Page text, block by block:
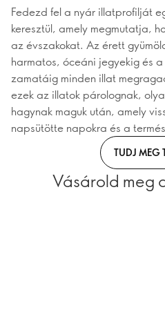
Fedezd fel a nyár illatprofilját
keresztül, amely megmutatja,
az évszakokat. Az érett
harmatos, óceáni jegyekig és
zamatáig minden illat
ezek az illatok párolognak,
hagynak maguk után, amely
napsütötte napokra és a
TUDJ MEG
Vásárold meg